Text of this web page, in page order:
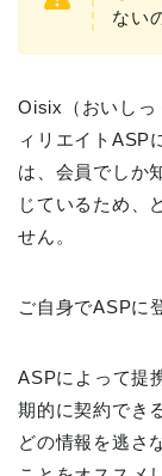
ない
Oisix（おいしっ
ィリエイトASP
は、会員でしか
じているため、
せん。
ご自身でASPに
ASPによって提
期的に契約でき
どの情報を逃さ